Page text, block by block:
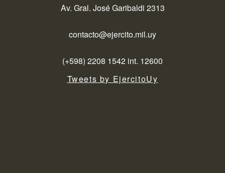
Av. Gral. José Garibaldi 2313
contacto@ejercito.mil.uy
(+598) 2208 1542 int. 12600
Tweets by EjercitoUy